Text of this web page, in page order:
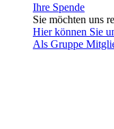
Ihre Spende
Sie möchten uns
Hier können Sie
Als Gruppe